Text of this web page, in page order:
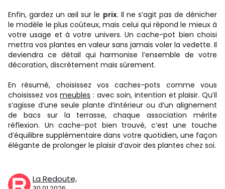
Enfin, gardez un œil sur le prix. Il ne s’agit pas de dénicher
le modèle le plus coûteux, mais celui qui répond le mieux à
votre usage et à votre univers. Un cache-pot bien choisi
mettra vos plantes en valeur sans jamais voler la vedette. Il
deviendra ce détail qui harmonise l’ensemble de votre
décoration, discrètement mais sûrement.
En résumé, choisissez vos caches-pots comme vous
choisissez vosmeubles : avec soin, intention et plaisir. Qu’il
s’agisse d’une seule plante d’intérieur ou d’un alignement
de bacs sur la terrasse, chaque association mérite
réflexion. Un cache-pot bien trouvé, c’est une touche
d’équilibre supplémentaire dans votre quotidien, une façon
élégante de prolonger le plaisir d’avoir des plantes chez soi.
La Redoute,